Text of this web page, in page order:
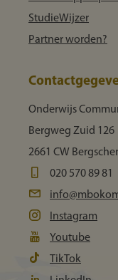
StudieWijzer
Partner worden?
Onderwijs
Bergweg Zuid 126
2661 CW
020 570 89 81
Instagram
Youtube
TikTok